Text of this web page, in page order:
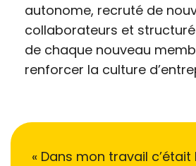
autonome, recruté de
collaborateurs et structuré
de chaque nouveau
renforcer la culture
« Dans mon travail